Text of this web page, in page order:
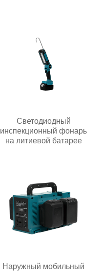
Светодиодный
инспекционный фонарь
на литиевой батарее
Наружный мобильный